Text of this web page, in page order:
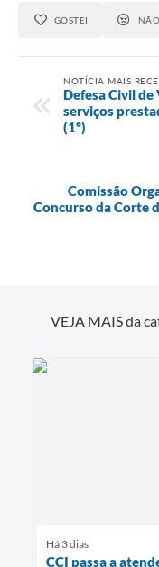
GOSTEI
NOTÍCIA MAIS
Defesa Civil
serviços
(1º)
Comissão
Concurso da Corte
VEJA MAIS da
Há 3 dias
CCI passa a